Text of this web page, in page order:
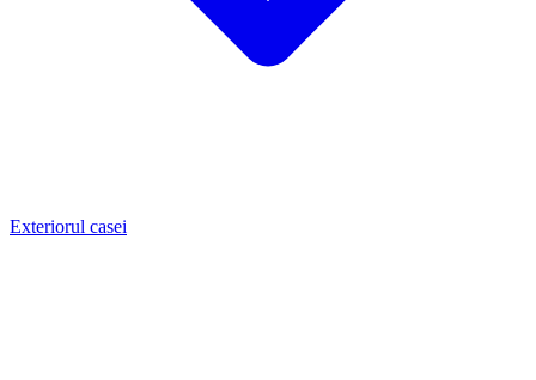
Exteriorul casei